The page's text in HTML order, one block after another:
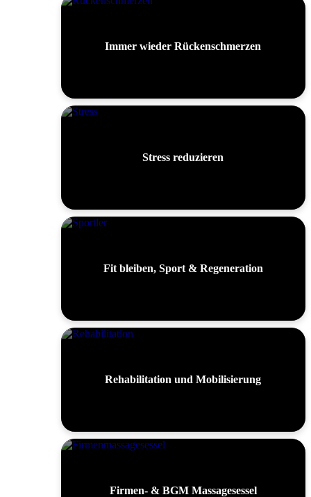
Immer wieder Rückenschmerzen
Stress reduzieren
Fit bleiben, Sport & Regeneration
Rehabilitation und Mobilisierung
Firmen- & BGM Massagesessel